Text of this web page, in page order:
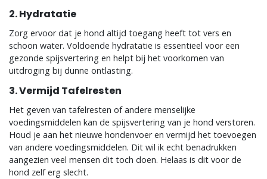
2. Hydratatie
Zorg ervoor dat je hond altijd toegang heeft tot vers en
schoon water. Voldoende hydratatie is essentieel voor een
gezonde spijsvertering en helpt bij het voorkomen van
uitdroging bij dunne ontlasting.
3. Vermijd Tafelresten
Het geven van tafelresten of andere menselijke
voedingsmiddelen kan de spijsvertering van je hond verstoren.
Houd je aan het nieuwe hondenvoer en vermijd het toevoegen
van andere voedingsmiddelen. Dit wil ik echt benadrukken
aangezien veel mensen dit toch doen. Helaas is dit voor de
hond zelf erg slecht.